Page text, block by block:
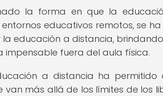
la forma en que la
educativos remotos, se
educación a distancia,
impensable fuera del aula física.
a distancia ha permitido
más allá de los límites de los